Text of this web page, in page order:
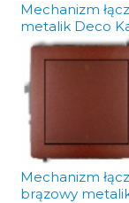
Mechanizm
metalik Deco
Mechanizm
brązowy